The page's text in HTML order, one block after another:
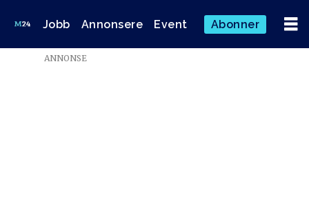
Jobb Annonsere Event Abonner
ANNONSE